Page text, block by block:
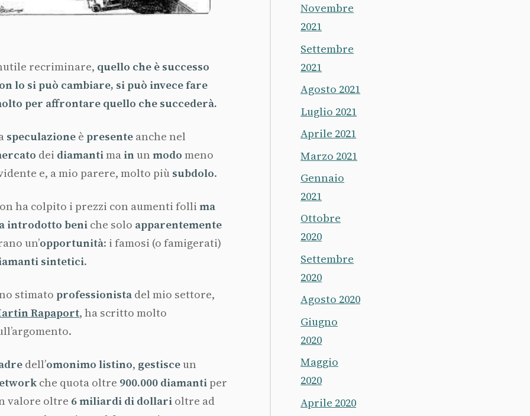
recriminare, quello che è successo
lo si può cambiare, si può invece fare
per affrontare quello che succederà.
speculazione èpresente anche nel
dei diamantima inunmodomeno
e, a mio parere, molto più subdolo.
ha colpito i prezzi con aumenti follima
introdotto beni che solo apparentemente
un’opportunità: i famosi (o famigerati)
sintetici.
stimatoprofessionista del mio settore,
Rapaport, ha scritto molto
dell’omonimo listino, gestisceun
che quota oltre 900.000 diamanti per
valore oltre 6 miliardi di dollari oltre ad
Novembre
2021
Settembre
2021
Agosto 2021
Luglio 2021
Aprile 2021
Marzo 2021
Gennaio
2021
Ottobre
2020
Settembre
2020
Agosto 2020
Giugno
2020
Maggio
2020
Aprile 2020